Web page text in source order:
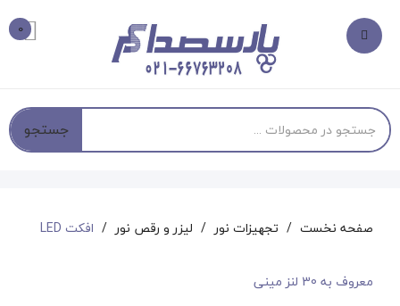
0
جستجو
صفحه نخست تجهیزات نور لیزر و رقص نور افکت LED
معروف به 30 لنز مینی